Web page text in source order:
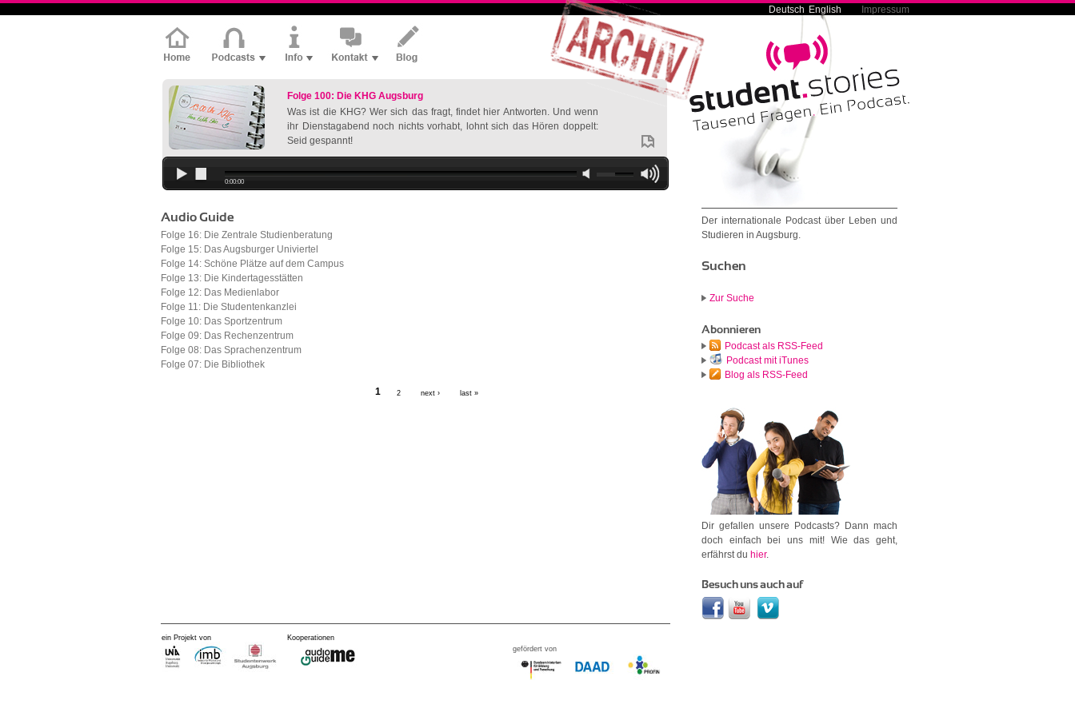
Impressum
English
Deutsch
Folge 100: Die KHG Augsburg
Was ist die KHG? Wer sich das fragt, findet hier Antworten. Und wenn
ihr Dienstagabend noch nichts vorhabt, lohnt sich das Hören doppelt:
Seid gespannt!
0:00:00
Audio Guide
Folge 16: Die Zentrale Studienberatung
Folge 15: Das Augsburger Univiertel
Folge 14: Schöne Plätze auf dem Campus
Folge 13: Die Kindertagesstätten
Folge 12: Das Medienlabor
Folge 11: Die Studentenkanzlei
Folge 10: Das Sportzentrum
Folge 09: Das Rechenzentrum
Folge 08: Das Sprachenzentrum
Folge 07: Die Bibliothek
1 2 next › last »
Der internationale Podcast über Leben und
Studieren in Augsburg.
Suchen
Zur Suche
Abonnieren
Podcast als RSS-Feed
Podcast mit iTunes
Blog als RSS-Feed
Dir gefallen unsere Podcasts? Dann mach
doch einfach bei uns mit! Wie das geht,
erfährst du hier.
Besuch uns auch auf
ein Projekt von
Kooperationen
gefördert von